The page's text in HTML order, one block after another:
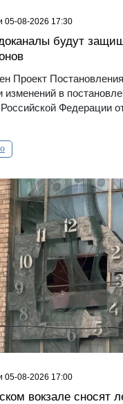
будут
Проект
в
Федерации
05-08-2026 17:30
вокзале сносят
05-08-2026 17:00